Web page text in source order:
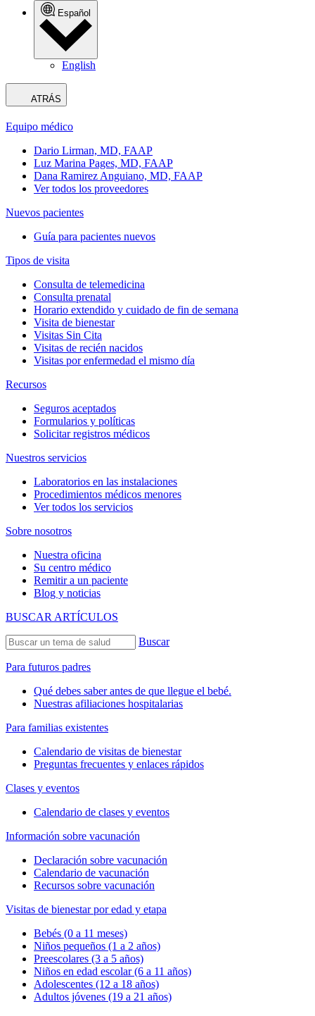
Español
English
ATRÁS
Equipo médico
Dario Lirman, MD, FAAP
Luz Marina Pages, MD, FAAP
Dana Ramirez Anguiano, MD, FAAP
Ver todos los proveedores
Nuevos pacientes
Guía para pacientes nuevos
Tipos de visita
Consulta de telemedicina
Consulta prenatal
Horario extendido y cuidado de fin de semana
Visita de bienestar
Visitas Sin Cita
Visitas de recién nacidos
Visitas por enfermedad el mismo día
Recursos
Seguros aceptados
Formularios y políticas
Solicitar registros médicos
Nuestros servicios
Laboratorios en las instalaciones
Procedimientos médicos menores
Ver todos los servicios
Sobre nosotros
Nuestra oficina
Su centro médico
Remitir a un paciente
Blog y noticias
BUSCAR ARTÍCULOS
Buscar
Para futuros padres
Qué debes saber antes de que llegue el bebé.
Nuestras afiliaciones hospitalarias
Para familias existentes
Calendario de visitas de bienestar
Preguntas frecuentes y enlaces rápidos
Clases y eventos
Calendario de clases y eventos
Información sobre vacunación
Declaración sobre vacunación
Calendario de vacunación
Recursos sobre vacunación
Visitas de bienestar por edad y etapa
Bebés (0 a 11 meses)
Niños pequeños (1 a 2 años)
Preescolares (3 a 5 años)
Niños en edad escolar (6 a 11 años)
Adolescentes (12 a 18 años)
Adultos jóvenes (19 a 21 años)